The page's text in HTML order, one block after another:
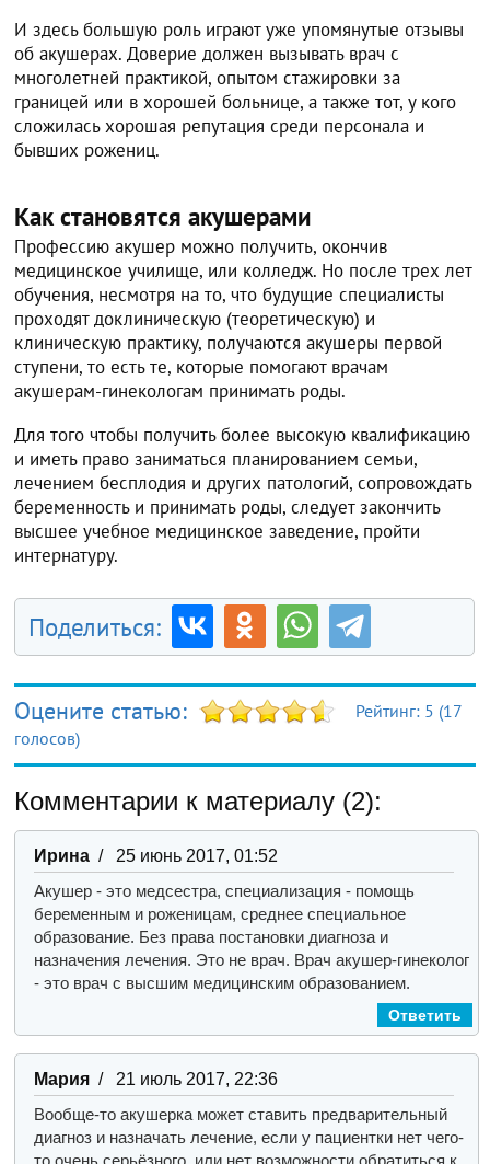
И здесь большую роль играют уже упомянутые отзывы
об акушерах. Доверие должен вызывать врач с
многолетней практикой, опытом стажировки за
границей или в хорошей больнице, а также тот, у кого
сложилась хорошая репутация среди персонала и
бывших рожениц.
Как становятся акушерами
Профессию акушер можно получить, окончив
медицинское училище, или колледж. Но после трех лет
обучения, несмотря на то, что будущие специалисты
проходят доклиническую (теоретическую) и
клиническую практику, получаются акушеры первой
ступени, то есть те, которые помогают врачам
акушерам-гинекологам принимать роды.
Для того чтобы получить более высокую квалификацию
и иметь право заниматься планированием семьи,
лечением бесплодия и других патологий, сопровождать
беременность и принимать роды, следует закончить
высшее учебное медицинское заведение, пройти
интернатуру.
Поделиться:
Оцените статью: Рейтинг: 5 (17
голосов)
Комментарии к материалу (2):
Ирина/ 25 июнь 2017, 01:52
Акушер - это медсестра, специализация - помощь
беременным и роженицам, среднее специальное
образование. Без права постановки диагноза и
назначения лечения. Это не врач. Врач акушер-гинеколог
- это врач с высшим медицинским образованием.
Ответить
Мария/ 21 июль 2017, 22:36
Вообще-то акушерка может ставить предварительный
диагноз и назначать лечение, если у пациентки нет чего-
то очень серьёзного, или нет возможности обратиться к